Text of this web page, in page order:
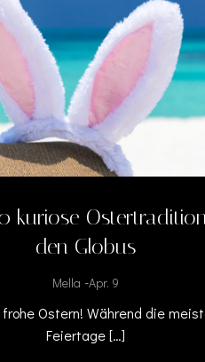
kuriose
den Globus
Mella -Apr. 9
Ostern! Während die
Feiertage […]